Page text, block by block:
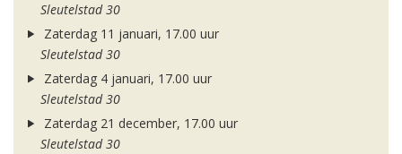
Sleutelstad 30
Zaterdag 11 januari, 17.00 uur
Sleutelstad 30
Zaterdag 4 januari, 17.00 uur
Sleutelstad 30
Zaterdag 21 december, 17.00 uur
Sleutelstad 30